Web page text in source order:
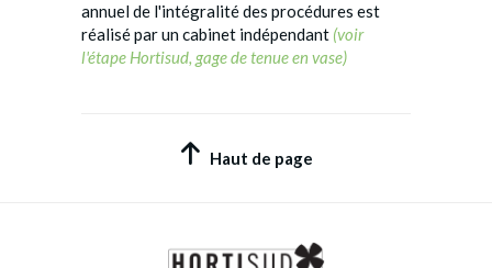
annuel de l'intégralité des procédures est
réalisé par un cabinet indépendant (voir
l'étape Hortisud, gage de tenue en vase)
Haut de page